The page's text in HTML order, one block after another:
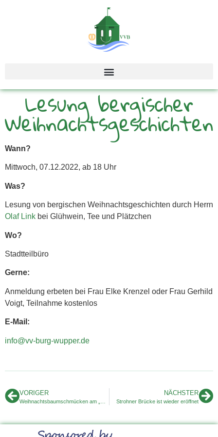
Lesung bergischer
Weihnachtsgeschichten
Wann?
Mittwoch, 07.12.2022, ab 18 Uhr
Was?
Lesung von bergischen Weihnachtsgeschichten durch Herrn
Olaf Link bei Glühwein, Tee und Plätzchen
Wo?
Stadtteilbüro
Gerne:
Anmeldung erbeten bei Frau Elke Krenzel oder Frau Gerhild
Voigt, Teilnahme kostenlos
E-Mail:
info@vv-burg-wupper.de
VORIGER NÄCHSTER
Strohner Brücke ist wieder eröffnet